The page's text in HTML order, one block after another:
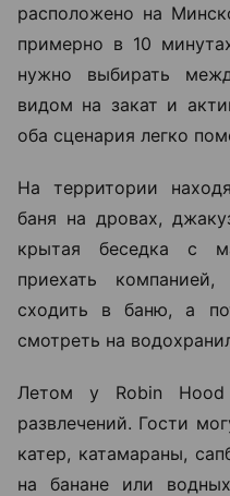
расположено на
примерно в 10
нужно выбирать
видом на закат и
оба сценария легко
На территории
баня на дровах,
крытая беседка с
приехать
сходить в баню, а
смотреть на
Летом у Robin Hood
развлечений. Гости
катер, катамараны,
на банане или